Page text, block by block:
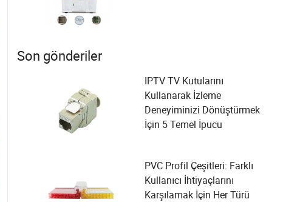
Son gönderiler
IPTV TV Kutularını
Kullanarak İzleme
Deneyiminizi Dönüştürmek
İçin 5 Temel İpucu
PVC Profil Çeşitleri: Farklı
Kullanıcı İhtiyaçlarını
Karşılamak İçin Her Türü